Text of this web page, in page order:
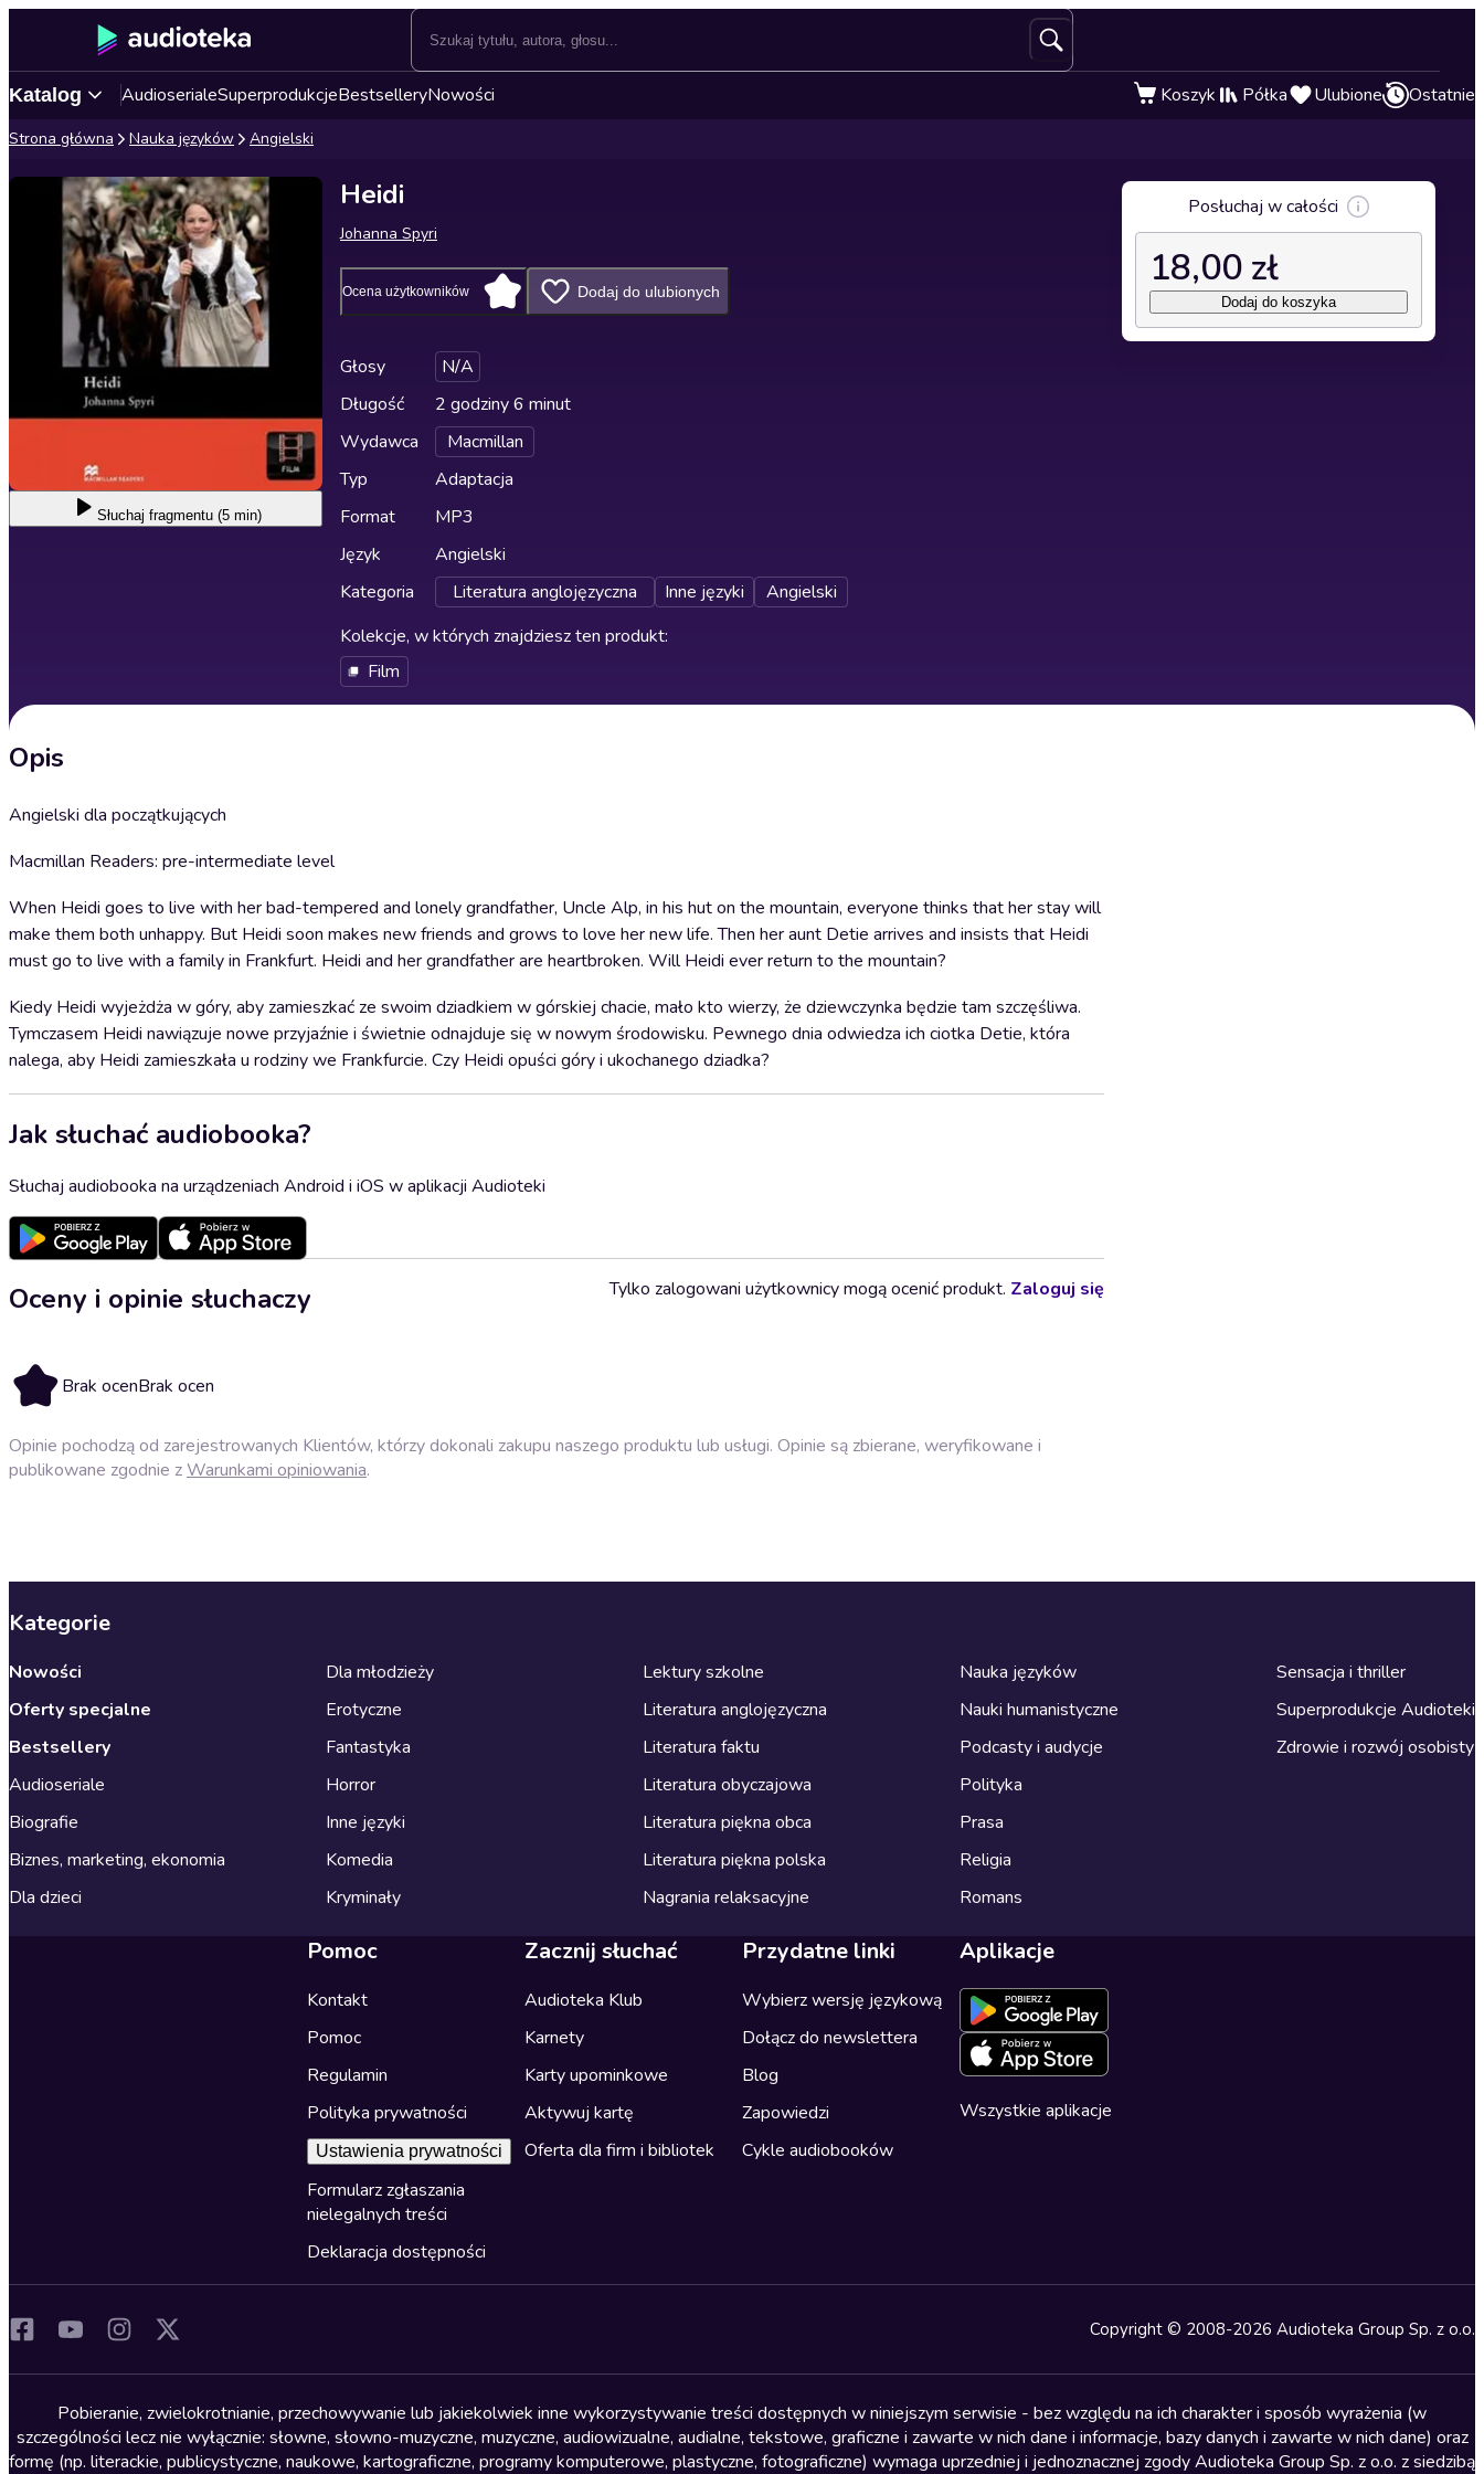
Katalog AudioserialeSuperprodukcjeBestselleryNowości Koszyk Półka Ulubione Ostatnie
Strona główna Nauka języków Angielski
Słuchaj fragmentu (5 min)
Heidi
Johanna Spyri
Ocena użytkowników Dodaj do ulubionych
Głosy
N/A
Długość
2 godziny 6 minut
Wydawca
Macmillan
Typ
Adaptacja
Format
MP3
Język
Angielski
Kategoria
Literatura anglojęzyczna Inne języki
Angielski
Kolekcje, w których znajdziesz ten produkt:
Film
Opis
Angielski dla początkujących
Macmillan Readers: pre-intermediate level
When Heidi goes to live with her bad-tempered and lonely grandfather, Uncle Alp, in his hut on the mountain, everyone thinks that her stay will
make them both unhappy. But Heidi soon makes new friends and grows to love her new life. Then her aunt Detie arrives and insists that Heidi
must go to live with a family in Frankfurt. Heidi and her grandfather are heartbroken. Will Heidi ever return to the mountain?
Kiedy Heidi wyjeżdża w góry, aby zamieszkać ze swoim dziadkiem w górskiej chacie, mało kto wierzy, że dziewczynka będzie tam szczęśliwa.
Tymczasem Heidi nawiązuje nowe przyjaźnie i świetnie odnajduje się w nowym środowisku. Pewnego dnia odwiedza ich ciotka Detie, która
nalega, aby Heidi zamieszkała u rodziny we Frankfurcie. Czy Heidi opuści góry i ukochanego dziadka?
Jak słuchać audiobooka?
Słuchaj audiobooka na urządzeniach Android i iOS w aplikacji Audioteki
Oceny i opinie słuchaczy
Brak ocenBrak ocen
Tylko zalogowani użytkownicy mogą ocenić produkt. Zaloguj się
Opinie pochodzą od zarejestrowanych Klientów, którzy dokonali zakupu naszego produktu lub usługi. Opinie są zbierane, weryfikowane i
publikowane zgodnie zWarunkami opiniowania.
Posłuchaj w całości
18,00 zł
Dodaj do koszyka
Kategorie
Nowości
Oferty specjalne
Bestsellery
Audioseriale
Biografie
Biznes, marketing, ekonomia
Dla dzieci
Dla młodzieży
Erotyczne
Fantastyka
Horror
Inne języki
Komedia
Kryminały
Lektury szkolne
Literatura anglojęzyczna
Literatura faktu
Literatura obyczajowa
Literatura piękna obca
Literatura piękna polska
Nagrania relaksacyjne
Nauka języków
Nauki humanistyczne
Podcasty i audycje
Polityka
Prasa
Religia
Romans
Sensacja i thriller
Superprodukcje Audioteki
Zdrowie i rozwój osobisty
Pomoc
Kontakt
Pomoc
Regulamin
Polityka prywatności
Ustawienia prywatności
Formularz zgłaszania
nielegalnych treści
Deklaracja dostępności
Zacznij słuchać
Audioteka Klub
Karnety
Karty upominkowe
Aktywuj kartę
Oferta dla firm i bibliotek
Przydatne linki
Wybierz wersję językową
Dołącz do newslettera
Blog
Zapowiedzi
Cykle audiobooków
Aplikacje
Wszystkie aplikacje
Copyright © 2008-2026 Audioteka Group Sp. z o.o.
Pobieranie, zwielokrotnianie, przechowywanie lub jakiekolwiek inne wykorzystywanie treści dostępnych w niniejszym serwisie - bez względu na ich charakter i sposób wyrażenia (w
szczególności lecz nie wyłącznie: słowne, słowno-muzyczne, muzyczne, audiowizualne, audialne, tekstowe, graficzne i zawarte w nich dane i informacje, bazy danych i zawarte w nich dane) oraz
formę (np. literackie, publicystyczne, naukowe, kartograficzne, programy komputerowe, plastyczne, fotograficzne) wymaga uprzedniej i jednoznacznej zgody Audioteka Group Sp. z o.o. z siedzibą